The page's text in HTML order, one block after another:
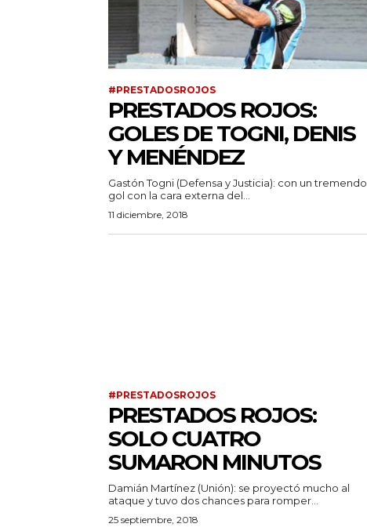
#PRESTADOSROJOS
PRESTADOS ROJOS:
GOLES DE TOGNI, DENIS
Y MENÉNDEZ
Gastón Togni (Defensa y Justicia): con un tremendo
gol con la cara externa del...
11 diciembre, 2018
#PRESTADOSROJOS
PRESTADOS ROJOS:
SOLO CUATRO
SUMARON MINUTOS
Damián Martínez (Unión): se proyectó mucho al
ataque y tuvo dos chances para romper...
25 septiembre, 2018